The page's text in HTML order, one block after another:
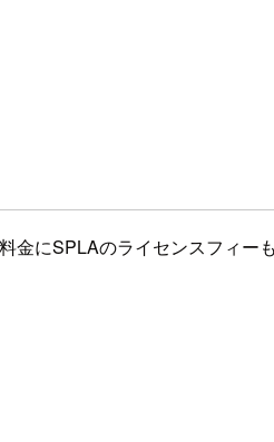
金にSPLAのライセンスフィー